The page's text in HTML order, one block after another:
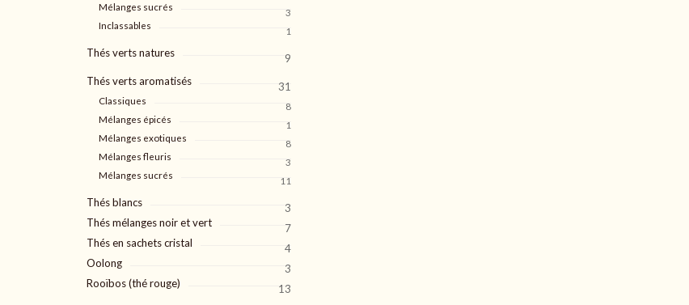
Mélanges sucrés
3
Inclassables
1
Thés verts natures
9
Thés verts aromatisés
31
Classiques
8
Mélanges épicés
1
Mélanges exotiques
8
Mélanges fleuris
3
Mélanges sucrés
11
Thés blancs
3
Thés mélanges noir et vert
7
Thés en sachets cristal
4
Oolong
3
Rooïbos (thé rouge)
13